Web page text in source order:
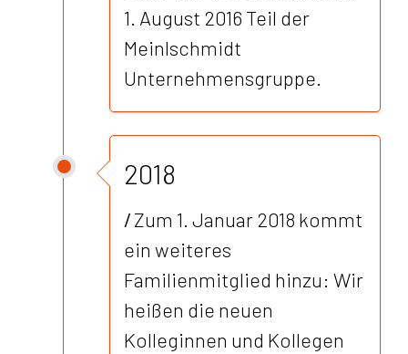
1. August 2016 Teil der
Meinlschmidt
Unternehmensgruppe.
2018
/Zum 1. Januar 2018 kommt
ein weiteres
Familienmitglied hinzu: Wir
heißen die neuen
Kolleginnen und Kollegen